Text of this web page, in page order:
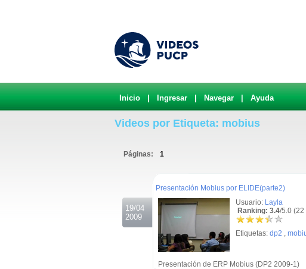
Inicio Ingresar Navegar Ayuda
Videos por Etiqueta: mobius
Páginas: 1
19/04
2009
Presentación Mobius por ELIDE(parte2)
Usuario: Layla
Ranking: 3.4/5.0 (22
Etiquetas: dp2 ,
Presentación de ERP Mobius (DP2 2009-1)